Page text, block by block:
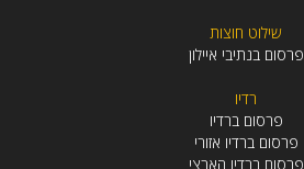
שילוט חוצות
פרסום בנתיבי איילון
רדיו
פרסום ברדיו
פרסום ברדיו אזורי
פרסום ברדיו הארצי